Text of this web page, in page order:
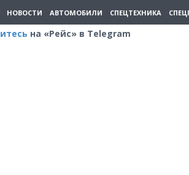
НОВОСТИ АВТОМОБИЛИ СПЕЦТЕХНИКА
на «Рейс» в Telegram